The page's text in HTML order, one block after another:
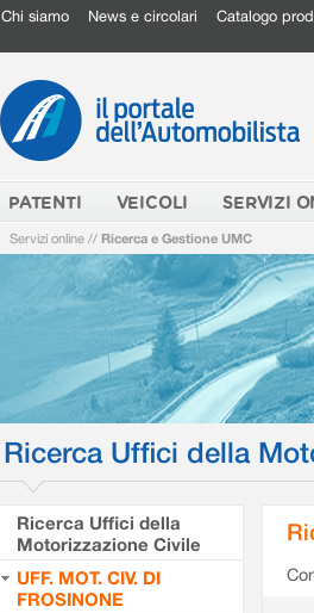
Chi siamo News e circolari Catalogo
PATENTI VEICOLI SERVIZI
Servizi online // Ricerca e Gestione UMC
Ricerca Uffici della
Ricerca Uffici della
Motorizzazione Civile
UFF. MOT. CIV. DI
FROSINONE